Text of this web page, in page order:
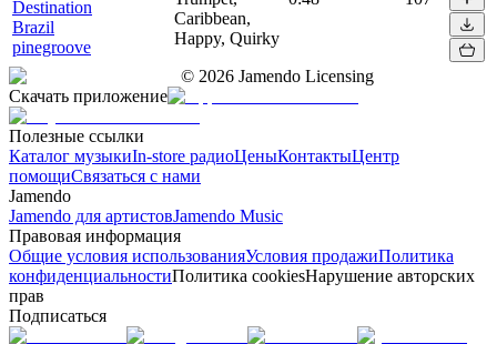
Destination
Brazil
pinegroove
Caribbean,
Happy, Quirky
© 2026 Jamendo Licensing
Скачать приложение
Полезные ссылки
Каталог музыкиIn-store радиоЦеныКонтактыЦентр
помощиСвязаться с нами
Jamendo
Jamendo для артистовJamendo Music
Правовая информация
Общие условия использованияУсловия продажиПолитика
конфиденциальностиПолитика cookiesНарушение авторских
прав
Подписаться